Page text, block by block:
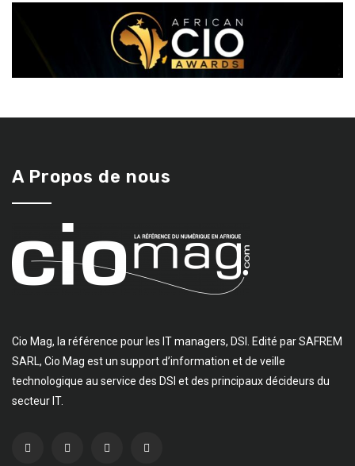
A Propos de nous
Cio Mag, la référence pour les IT managers, DSI. Edité par SAFREM
SARL, Cio Mag est un support d’information et de veille
technologique au service des DSI et des principaux décideurs du
secteur IT.